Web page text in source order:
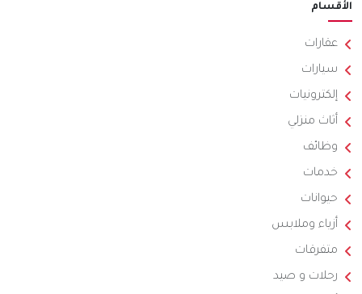
الأقسام
عقارات
سيارات
إلكترونيات
أثاث منزلي
وظائف
خدمات
حيوانات
أزياء وملابس
متفرقات
رحلات و صيد